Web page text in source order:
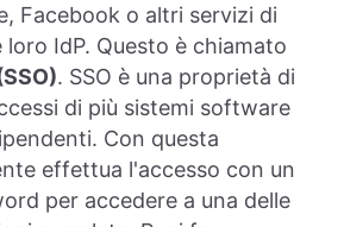
Facebook o altri servizi di
IdP. Questo è chiamato
. SSO è una proprietà di
di più sistemi software
Con questa
effettua l'accesso con un
per accedere a una delle